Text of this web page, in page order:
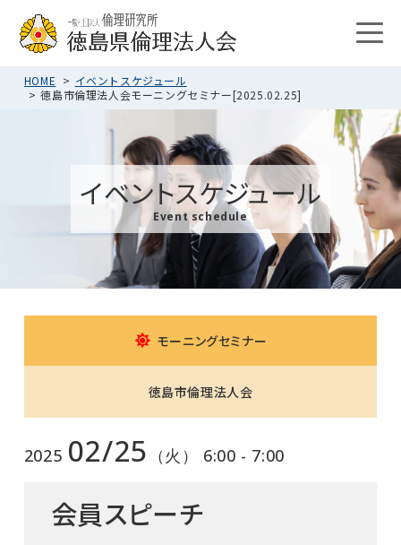
HOME
イベントスケジュール
徳島市倫理法人会モーニングセミナー[2025.02.25]
イベントスケジュール
Event schedule
モーニングセミナー
徳島市倫理法人会
2025 02/25 （火） 6:00 - 7:00
会員スピーチ